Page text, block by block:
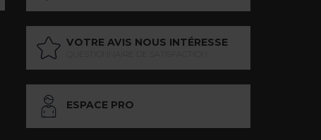
VOTRE AVIS NOUS INTÉRESSE
ESPACE PRO